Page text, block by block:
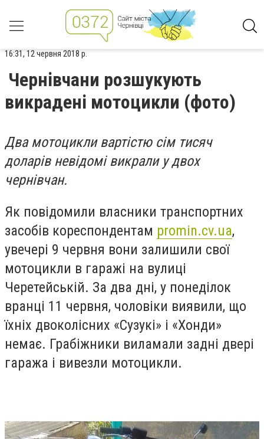
16:31, 12 червня 2018 р.
Чернівчани розшукують
викрадені мотоцикли (фото)
Два мотоцикли вартістю сім тисяч
доларів невідомі викрали у двох
чернівчан.
Як повідомили власники транспортних
засобів кореспондентам promin.cv.uа,
увечері 9 червня вони залишили свої
мотоцикли в гаражі на вулиці
Черетейській. За два дні, у понеділок
вранці 11 червня, чоловіки виявили, що
їхніх двоколісних «Сузукі» і «Хонди»
немає. Грабіжники виламали задні двері
гаража і вивезли мотоцикли.